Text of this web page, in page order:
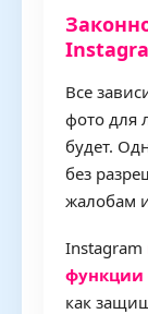
Все
фото для
будет.
без
жалобам
Instagram
функции
как